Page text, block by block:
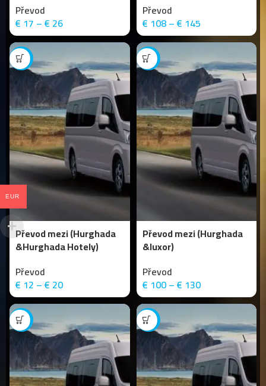
Převod
€ 17 –€ 26
Převod
€ 108–€ 145
-20%
Převod mezi (Hurghada
&Hurghada Hotely)
Převod
€ 12 –€ 20
-9%
Převod mezi (Hurghada
&luxor)
Převod
€ 100–€ 130
-15% -9%
EUR